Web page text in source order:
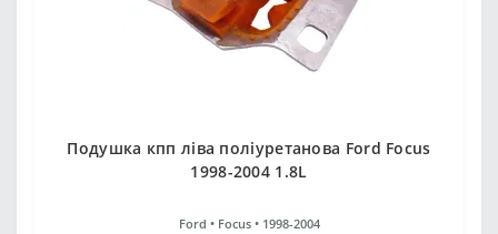
Подушка кпп ліва поліуретанова Ford Focus
1998-2004 1.8L
Ford • Focus • 1998-2004